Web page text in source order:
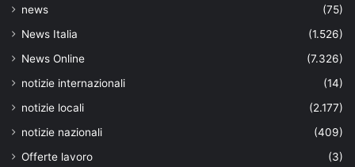
news
(75)
News Italia
(1.526)
News Online
(7.326)
notizie internazionali
(14)
notizie locali
(2.177)
notizie nazionali
(409)
Offerte lavoro
(3)